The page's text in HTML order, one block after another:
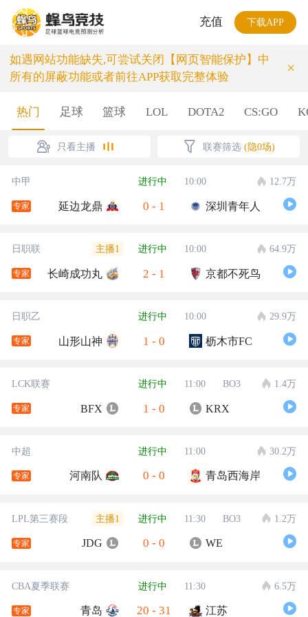
充值 下载APP
如遇网站功能缺失,可尝试关闭【网页智能保护】中
所有的屏蔽功能或者前往APP获取完整体验
×
热门 足球 篮球 LOL DOTA2 CS:GO
只看主播 联赛筛选 (隐0场)
中甲 进行中 10:00 12.7万
专家 延边龙鼎 0 - 1 深圳青年人
日职联 主播1 进行中 10:00 64.9万
专家 长崎成功丸 2 - 1 京都不死鸟
日职乙 进行中 10:00 29.9万
专家 山形山神 1 - 0 枥木市FC
LCK联赛 进行中 11:00 BO3 1.4万
专家 BFX 1 - 0 KRX
中超 进行中 11:00 30.2万
专家 河南队 0 - 0 青岛西海岸
LPL第三赛段 主播1 进行中 11:30 BO3 1.2万
专家 JDG 0 - 0 WE
CBA夏季联赛 进行中 11:30 6.5万
专家 青岛 20 - 31 江苏